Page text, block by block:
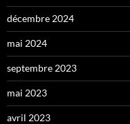
décembre 2024
mai 2024
septembre 2023
mai 2023
avril 2023